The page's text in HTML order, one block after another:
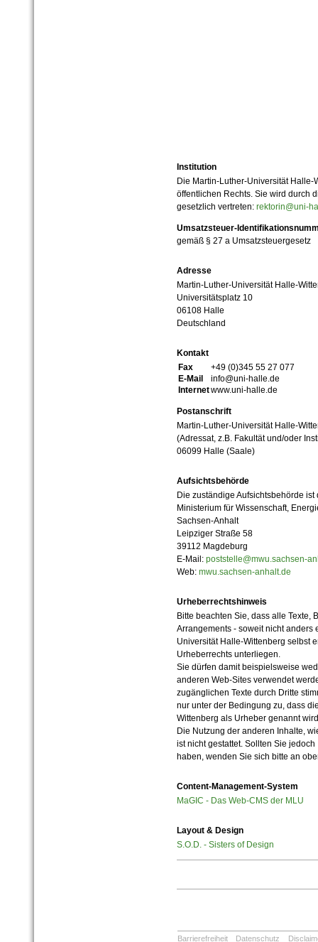
Institution
Die Martin-Luther-Universität
öffentlichen Rechts. Sie wird durch
gesetzlich vertreten: rektorin@uni-
Umsatzsteuer-
gemäß § 27 a Umsatzsteuergesetz
Adresse
Martin-Luther-Universität Halle-
Universitätsplatz 10
06108 Halle
Deutschland
Kontakt
Fax
+49 (0)345 55 27 077
E-Mail
info@uni-halle.de
Internetwww.uni-halle.de
Postanschrift
Martin-Luther-Universität Halle-
(Adressat, z.B. Fakultät und/oder
06099 Halle (Saale)
Aufsichtsbehörde
Die zuständige Aufsichtsbehörde ist
Ministerium für Wissenschaft,
Sachsen-Anhalt
Leipziger Straße 58
39112 Magdeburg
E-Mail: poststelle@mwu.sachsen-
Web: mwu.sachsen-anhalt.de
Urheberrechtshinweis
Bitte beachten Sie, dass alle Texte,
Arrangements - soweit nicht anders
Universität Halle-Wittenberg selbst
Urheberrechts unterliegen.
Sie dürfen damit beispielsweise
anderen Web-Sites verwendet
zugänglichen Texte durch Dritte
nur unter der Bedingung zu, dass
Wittenberg als Urheber genannt
Die Nutzung der anderen Inhalte,
ist nicht gestattet. Sollten Sie
haben, wenden Sie sich bitte an
Content-Management-System
MaGIC - Das Web-CMS der MLU
Layout & Design
S.O.D. - Sisters of Design
Barrierefreiheit Datenschutz